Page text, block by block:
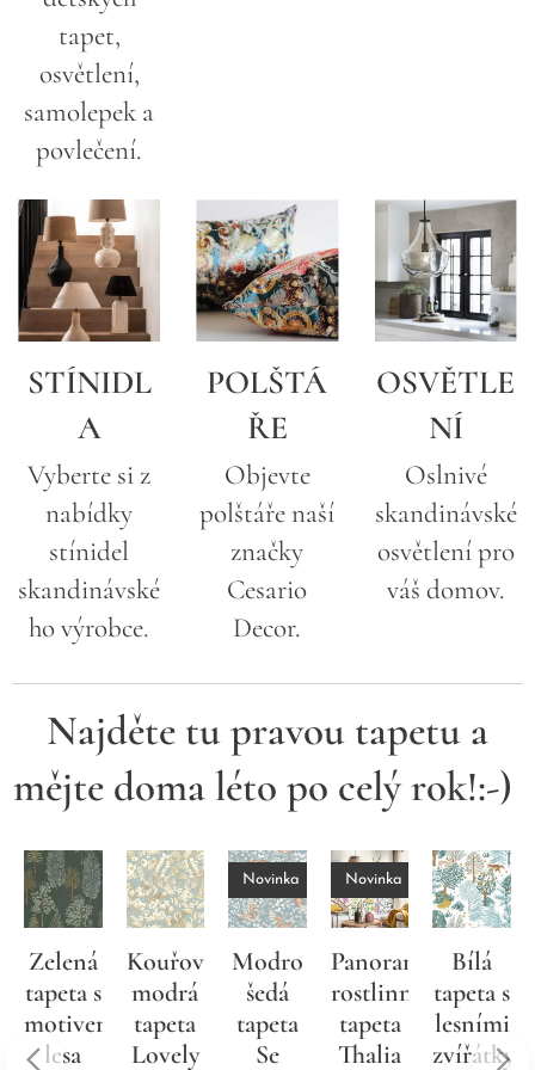
tapet,
osvětlení,
samolepek a
povlečení.
STÍNIDL
A
Vyberte si z
nabídky
stínidel
skandinávské
ho výrobce.
POLŠTÁ
ŘE
Objevte
polštáře naší
značky
Cesario
Decor.
OSVĚTLE
NÍ
Oslnivé
skandinávské
osvětlení pro
váš domov.
Najděte tu pravou tapetu a
mějte doma léto po celý rok!:-)
Kouřově
modrá
tapeta
Lovely
Modro
šedá
tapeta
Se
Novinka
Panoramatická
rostlinná
tapeta
Thalia
Novinka
Bílá
tapeta s
lesními
zvířátky
Bílo
zelená
lesní
tapeta
Novinka